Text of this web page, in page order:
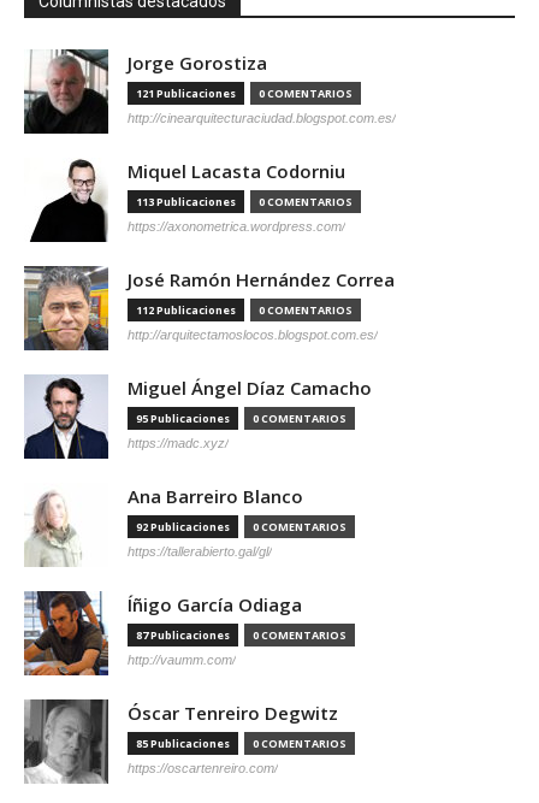
Jorge Gorostiza
121 Publicaciones 0 COMENTARIOS
http://cinearquitecturaciudad.blogspot.com.es/
Miquel Lacasta Codorniu
113 Publicaciones 0 COMENTARIOS
https://axonometrica.wordpress.com/
José Ramón Hernández Correa
112 Publicaciones 0 COMENTARIOS
http://arquitectamoslocos.blogspot.com.es/
Miguel Ángel Díaz Camacho
95 Publicaciones 0 COMENTARIOS
https://madc.xyz/
Ana Barreiro Blanco
92 Publicaciones 0 COMENTARIOS
https://tallerabierto.gal/gl/
Íñigo García Odiaga
87 Publicaciones 0 COMENTARIOS
http://vaumm.com/
Óscar Tenreiro Degwitz
85 Publicaciones 0 COMENTARIOS
https://oscartenreiro.com/